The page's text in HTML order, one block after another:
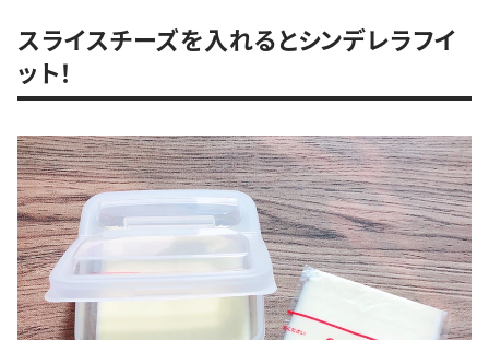
スライスチーズを入れるとシンデレラフイ
ット！